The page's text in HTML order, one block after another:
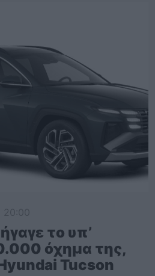
το υπ’
όχημα της,
Tucson